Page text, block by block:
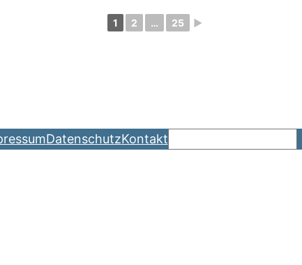
1 2 … 25 ►
DatenschutzKontaktSuchen